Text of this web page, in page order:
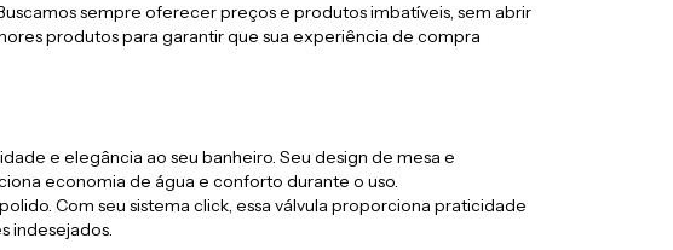
sempre oferecer preços e produtos imbatíveis, sem abrir
produtos para garantir que sua experiência de compra
e elegância ao seu banheiro. Seu design de mesa e
economia de água e conforto durante o uso.
Com seu sistema click, essa válvula proporciona praticidade
indesejados.